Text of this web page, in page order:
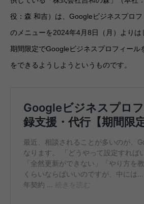
役：森 和吉）は、Googleビジネスプロ
のメニューを2024年4月8日（月）より
期間限定でGoogleビジネスプロフィール
をできるようしようというものです。